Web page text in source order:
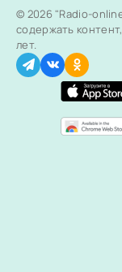
© 2026 "Radio-
содержать
лет.